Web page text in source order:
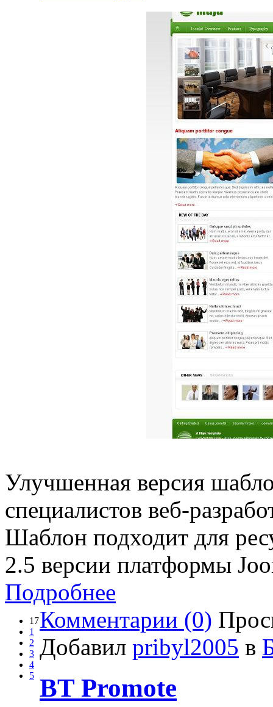
Улучшенная версия
специалистов веб-
Шаблон подходит для
2.5 версии платформы
Подробнее
17
1
2
3
4
5
Комментарии (0)
Добавил pribyl2005 в
BT Promote